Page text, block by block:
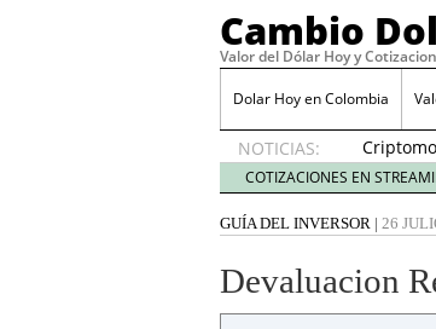
Cambio
Valor del Dólar Hoy y
Dolar Hoy en Colombia
NOTICIAS:
estables:
una
para
proteger
tus
ahorros
COTIZACIONES EN
GUÍA DEL INVERSOR | 26
Devaluacion